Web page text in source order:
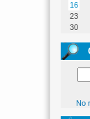
16
23
30
No